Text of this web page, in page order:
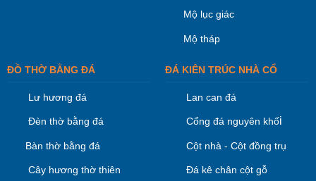
Mộ lục giác
Mộ tháp
ĐỒ THỜ BẰNG ĐÁ
Lư hương đá
Đèn thờ bằng đá
Bàn thờ bằng đá
Cây hương thờ thiên
ĐÁ KIÊN TRÚC NHÀ CỔ
Lan can đá
Cổng đá nguyên khối
Cột nhà - Cột đồng trụ
Đá kê chân cột gỗ